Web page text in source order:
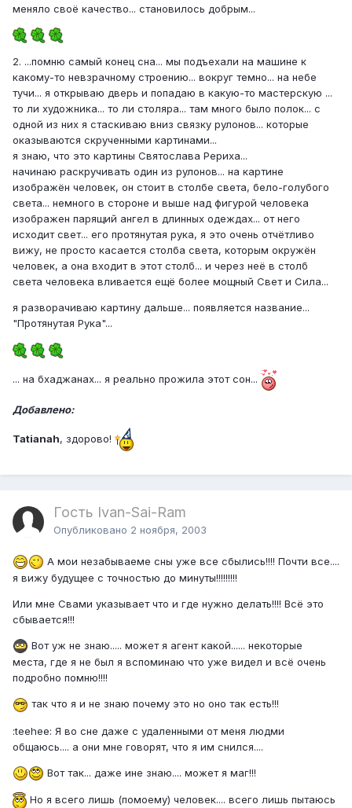
меняло своё качество... становилось добрым...
2. ...помню самый конец сна... мы подъехали на машине к
какому-то невзрачному строению... вокруг темно... на небе
тучи... я открываю дверь и попадаю в какую-то мастерскую ...
то ли художника... то ли столяра... там много было полок... с
одной из них я стаскиваю вниз связку рулонов... которые
оказываются скрученными картинами...
я знаю, что это картины Святослава Рериха...
начинаю раскручивать один из рулонов... на картине
изображён человек, он стоит в столбе света, бело-голубого
света... немного в стороне и выше над фигурой человека
изображен парящий ангел в длинных одеждах... от него
исходит свет... его протянутая рука, я это очень отчётливо
вижу, не просто касается столба света, которым окружён
человек, а она входит в этот столб... и через неё в столб
света человека вливается ещё более мощный Свет и Сила...
я разворачиваю картину дальше... появляется название...
"Протянутая Рука"...
... на бхаджанах... я реально прожила этот сон...
Добавлено:
Tatianah , здорово!
Гость Ivan-Sai-Ram
Опубликовано 2 ноября, 2003
А мои незабываеме сны уже все сбылись!!!! Почти все....
я вижу будущее с точностью до минуты!!!!!!!!!
Или мне Свами указывает что и где нужно делать!!!! Всё это
сбывается!!!
Вот уж не знаю..... может я агент какой...... некоторые
места, где я не был я вспоминаю что уже видел и всё очень
подробно помню!!!!
так что я и не знаю почему это но оно так есть!!!
:teehee: Я во сне даже с удаленными от меня людми
общаюсь.... а они мне говорят, что я им снился....
Вот так... даже ине знаю.... может я маг!!!
Но я всего лишь (помоему) человек.... всего лишь пытаюсь